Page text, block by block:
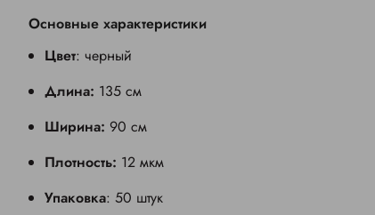
Основные характеристики
Цвет: черный
Длина: 135 см
Ширина: 90 см
Плотность: 12 мкм
Упаковка: 50 штук